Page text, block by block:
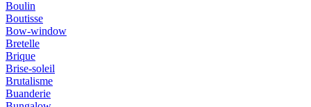
Boulin
Boutisse
Bow-window
Bretelle
Brique
Brise-soleil
Brutalisme
Buanderie